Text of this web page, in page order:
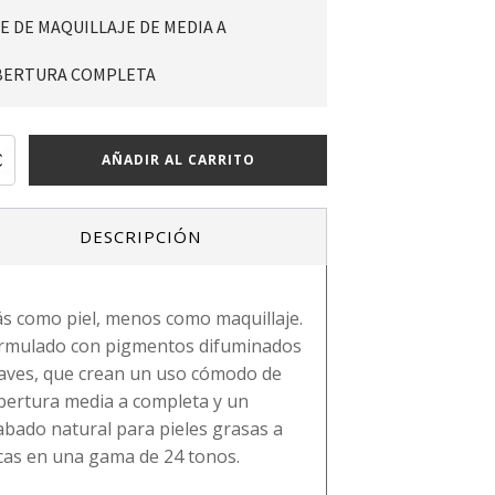
DE MAQUILLAJE DE MEDIA A
COMPLETA
AÑADIR AL CARRITO
DESCRIPCIÓN
como piel, menos como maquillaje.
con pigmentos difuminados
que crean un uso cómodo de
media a completa y un
natural para pieles grasas a
en una gama de 24 tonos.